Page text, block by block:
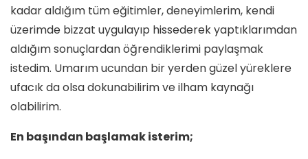
kadar aldığım tüm eğitimler, deneyimlerim, kendi
üzerimde bizzat uygulayıp hissederek yaptıklarımdan
aldığım sonuçlardan öğrendiklerimi paylaşmak
istedim. Umarım ucundan bir yerden güzel yüreklere
ufacık da olsa dokunabilirim ve ilham kaynağı
olabilirim.
En başından başlamak isterim;